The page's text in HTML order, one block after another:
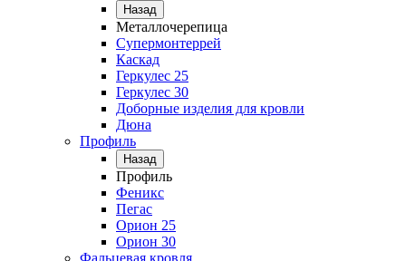
Назад
Металлочерепица
Супермонтеррей
Каскад
Геркулес 25
Геркулес 30
Доборные изделия для кровли
Дюна
Профиль
Назад
Профиль
Феникс
Пегас
Орион 25
Орион 30
Фальцевая кровля